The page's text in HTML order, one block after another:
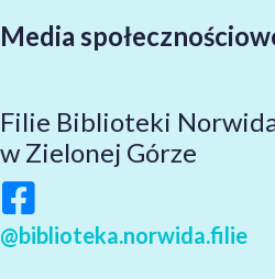
Media
Filie Biblioteki
w Zielonej Górze
@biblioteka.norwida.filie